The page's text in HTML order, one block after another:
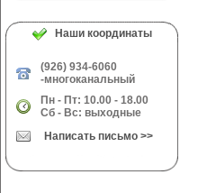
Наши координаты
(926) 934-6060
-многоканальный
Пн - Пт: 10.00 - 18.00
Сб - Вс: выходные
Написать письмо >>